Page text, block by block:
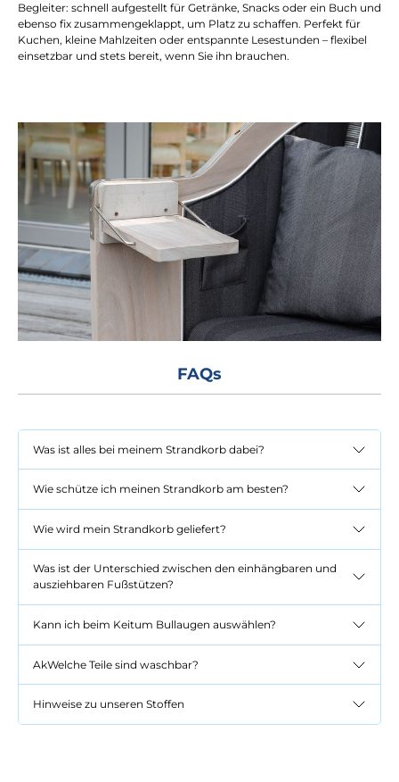
Begleiter: schnell aufgestellt für Getränke, Snacks oder ein Buch und
ebenso fix zusammengeklappt, um Platz zu schaffen. Perfekt für
Kuchen, kleine Mahlzeiten oder entspannte Lesestunden – flexibel
einsetzbar und stets bereit, wenn Sie ihn brauchen.
FAQs
Was ist alles bei meinem Strandkorb dabei?
Wie schütze ich meinen Strandkorb am besten?
Wie wird mein Strandkorb geliefert?
Was ist der Unterschied zwischen den einhängbaren und
ausziehbaren Fußstützen?
Kann ich beim Keitum Bullaugen auswählen?
AkWelche Teile sind waschbar?
Hinweise zu unseren Stoffen